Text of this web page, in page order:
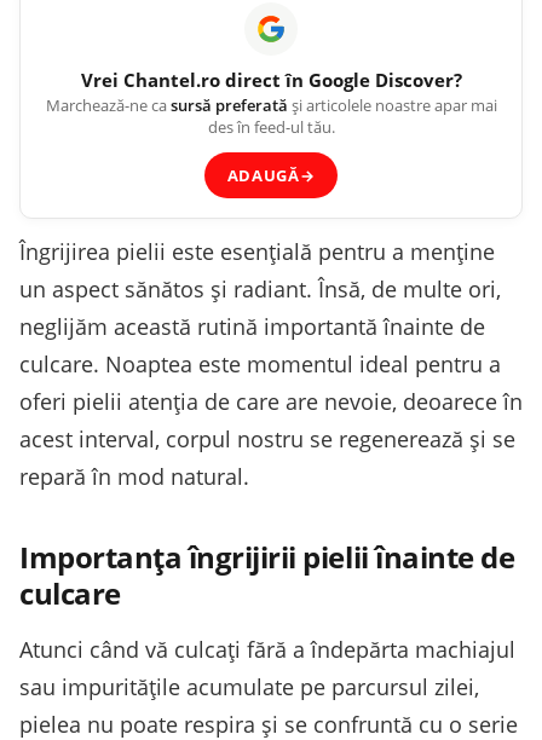
Vrei Chantel.rodirect în Google Discover?
Marchează-ne casursă preferată și articolele noastre apar mai
des în feed-ul tău.
ADAUGĂ→
Îngrijirea pielii este esențială pentru a menține
un aspect sănătos și radiant. Însă, de multe ori,
neglijăm această rutină importantă înainte de
culcare. Noaptea este momentul ideal pentru a
oferi pielii atenția de care are nevoie, deoarece în
acest interval, corpul nostru se regenerează și se
repară în mod natural.
Importanța îngrijirii pielii înainte de
culcare
Atunci când vă culcați fără a îndepărta machiajul
sau impuritățile acumulate pe parcursul zilei,
pielea nu poate respira și se confruntă cu o serie